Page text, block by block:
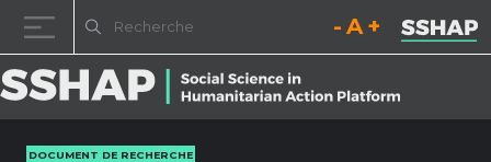
Diminuez la taille de la
Réinitialisez la
DOCUMENT DE RECHERCHE